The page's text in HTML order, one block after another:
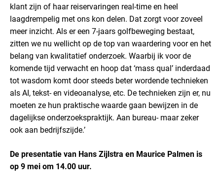
klant zijn of haar reiservaringen real-time en heel
laagdrempelig met ons kon delen. Dat zorgt voor zoveel
meer inzicht. Als er een 7-jaars golfbeweging bestaat,
zitten we nu wellicht op de top van waardering voor en het
belang van kwalitatief onderzoek. Waarbij ik voor de
komende tijd verwacht en hoop dat ‘mass qual’ inderdaad
tot wasdom komt door steeds beter wordende technieken
als AI, tekst- en videoanalyse, etc. De technieken zijn er, nu
moeten ze hun praktische waarde gaan bewijzen in de
dagelijkse onderzoekspraktijk. Aan bureau- maar zeker
ook aan bedrijfszijde.’
De presentatie van Hans Zijlstra en Maurice Palmen is
op 9 mei om 14.00 uur.